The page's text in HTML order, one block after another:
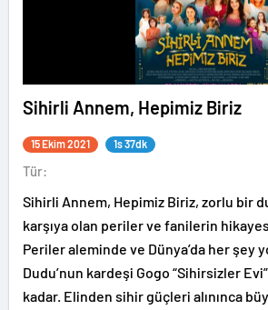
Sihirli Annem, Hepimiz Biriz
15 Ekim 2021 1s 37dk
Tür:
Sihirli Annem, Hepimiz Biriz, zorlu bir
karşıya olan periler ve fanilerin
Periler aleminde ve Dünya’da her şey
Dudu’nun kardeşi Gogo “Sihirsizler
kadar. Elinden sihir güçleri alınınca